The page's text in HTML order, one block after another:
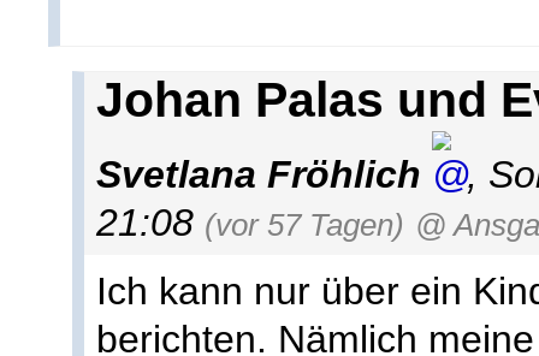
Johan Palas und
Svetlana Fröhlich ,
21:08 (vor 57 Tagen) @
Ich kann nur über ein
berichten. Nämlich